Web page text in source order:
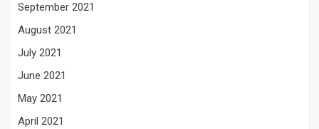
September 2021
August 2021
July 2021
June 2021
May 2021
April 2021